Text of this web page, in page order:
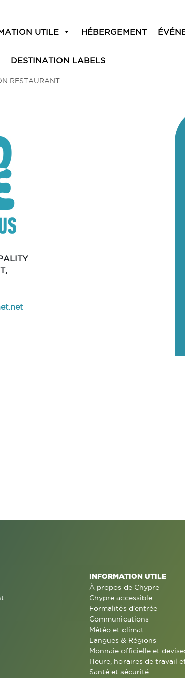
UTILE HÉBERGEMENT
DESTINATION LABELS
RESTAURANT
INFORMATION UTILE
À propos de Chypre
Chypre accessible
Formalités d'entrée
Communications
Météo et climat
Langues & Régions
Monnaie officielle et
Heure, horaires de travail
Santé et sécurité